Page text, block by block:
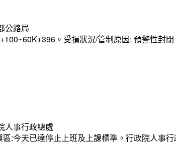
公路局
。受損狀況/管制原因: 預警性封閉
人事行政總處
:今天已達停止上班及上課標準。行政院人事